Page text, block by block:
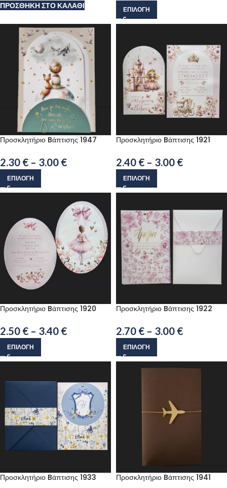
ΠΡΟΣΘΉΚΗ ΣΤΟ ΚΑΛΆΘΙ ΕΠΙΛΟΓΉ
Προσκλητήριο Bάπτισης 1947
2.30 € – 3.00 €
ΕΠΙΛΟΓΉ
Προσκλητήριο Bάπτισης 1921
2.40 € – 3.00 €
ΕΠΙΛΟΓΉ
Προσκλητήριο Bάπτισης 1920
2.50 € – 3.40 €
ΕΠΙΛΟΓΉ
Προσκλητήριο Bάπτισης 1922
2.70 € – 3.00 €
ΕΠΙΛΟΓΉ
Προσκλητήριο Bάπτισης 1933 Προσκλητήριο Bάπτισης 1941